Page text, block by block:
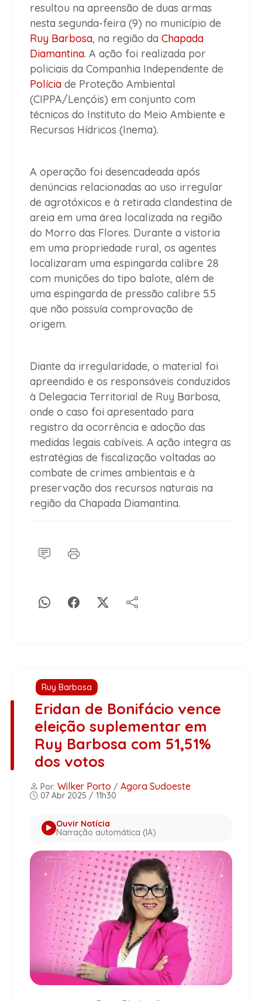
resultou na apreensão de duas armas
nesta segunda-feira (9) no município de
Ruy Barbosa, na região da Chapada
Diamantina. A ação foi realizada por
policiais da Companhia Independente de
Polícia de Proteção Ambiental
(CIPPA/Lençóis) em conjunto com
técnicos do Instituto do Meio Ambiente e
Recursos Hídricos (Inema).
A operação foi desencadeada após
denúncias relacionadas ao uso irregular
de agrotóxicos e à retirada clandestina de
areia em uma área localizada na região
do Morro das Flores. Durante a vistoria
em uma propriedade rural, os agentes
localizaram uma espingarda calibre 28
com munições do tipo balote, além de
uma espingarda de pressão calibre 5.5
que não possuía comprovação de
origem.
Diante da irregularidade, o material foi
apreendido e os responsáveis conduzidos
à Delegacia Territorial de Ruy Barbosa,
onde o caso foi apresentado para
registro da ocorrência e adoção das
medidas legais cabíveis. A ação integra as
estratégias de fiscalização voltadas ao
combate de crimes ambientais e à
preservação dos recursos naturais na
região da Chapada Diamantina.
Ruy Barbosa
Eridan de Bonifácio vence
eleição suplementar em
Ruy Barbosa com 51,51%
dos votos
Por: Wilker Porto / Agora Sudoeste
07 Abr 2025 / 11h30
Ouvir Notícia
Narração automática (IA)